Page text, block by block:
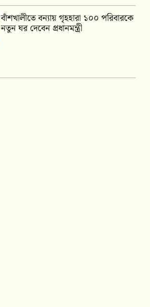
বাঁশখালীতে বন্যায় গৃহহারা ১০০ পরিবারকে
নতুন ঘর দেবেন প্রধানমন্ত্রী